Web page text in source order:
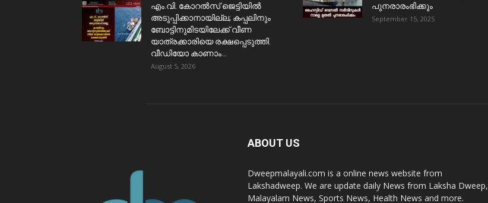
​എം.വി. കോറൽസ് ജെട്ടിയിൽ
അടുപ്പിക്കാനായില്ല; കപ്പലിനും
ബോട്ടിനുമിടയിലേക്ക് വീണ
യാത്രക്കാരിയെ രക്ഷപ്പെടുത്തി.
വീഡിയോ കാണാം...
August 5, 2026
പുനരാരംഭിക്കും
September 15, 2025
ABOUT US
Dweepmalayali.com is a online news website from
Lakshadweep. We are update daily News from Laksha Dweep,
Malayalam News, Sports News, Health News and more.